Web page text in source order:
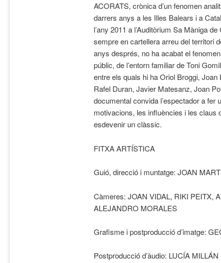
ACORATS, crònica d’un fenomen
darrers anys a les Illes Balears i a
l’any 2011 a l’Auditòrium Sa Màniga
sempre en cartellera arreu del territori
anys després, no ha acabat el
públic, de l’entorn familiar de Toni
entre els quals hi ha Oriol Broggi,
Rafel Duran, Javier Matesanz, Joan
documental convida l’espectador a fer
motivacions, les influències i les claus
esdevenir un clàssic.
FITXA ARTÍSTICA
Guió, direcció i muntatge: JOAN
Càmeres: JOAN VIDAL, RIKI PEITX,
ALEJANDRO MORALES
Grafisme i postproducció d’imatge:
Postproducció d’àudio: LUCÍA MILLÁN